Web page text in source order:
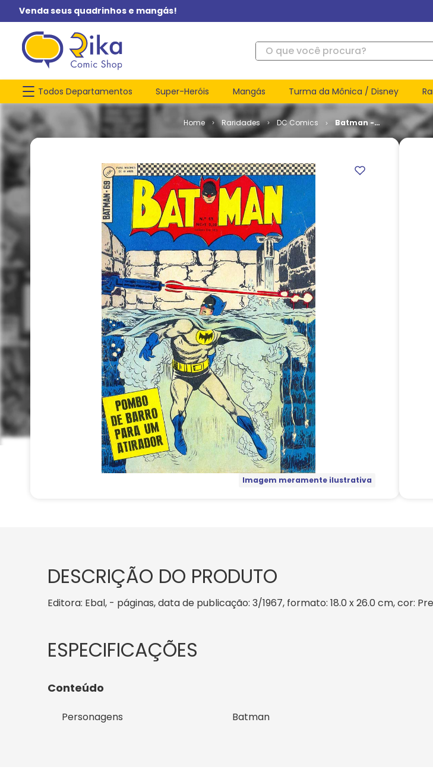
Venda seus quadrinhos e mangás!
O que você procura?
Todos Departamentos Super-Heróis Mangás Turma da Mônica / Disney
Raridades DC Comics
Batman -
2ª Série #
Imagem meramente ilustrativa
DESCRIÇÃO DO PRODUTO
Editora: Ebal, - páginas, data de publicação: 3/1967, formato: 18.0 x 26.0 cm, cor:
Conteúdo
Personagens Batman